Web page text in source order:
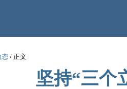
态 / 正文
坚持“三个